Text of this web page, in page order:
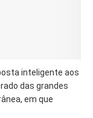
inteligente aos
das grandes
em que